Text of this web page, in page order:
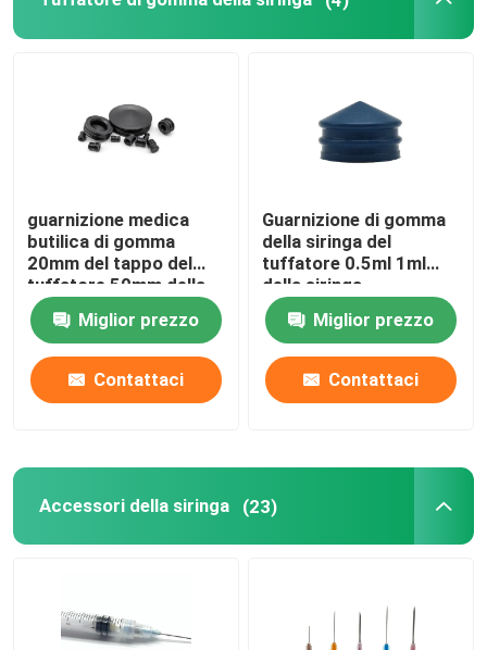
Metropolitana di infusione
guarnizione medica
butilica di gomma
20mm del tappo del
tuffatore 50mm della
siringa di 2.5mm 10mm
Miglior prezzo
Contattaci
Guarnizione di gomma
della siringa del
tuffatore 0.5ml 1ml
della siringa
dell'isoprene o del
butile Miglior prezzo
Contattaci
Accessori della siringa (23)